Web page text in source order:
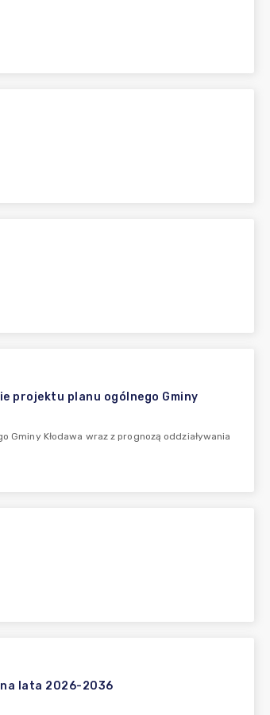
projektu planu ogólnego Gminy
Gminy Kłodawa wraz z prognozą oddziaływania
lata 2026-2036